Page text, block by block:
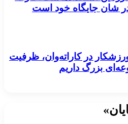
شان جایگاه خود است
حضور ۴ هزار ورزشکار در کاراته‌وان، ظرفیت
بزرگ داریم